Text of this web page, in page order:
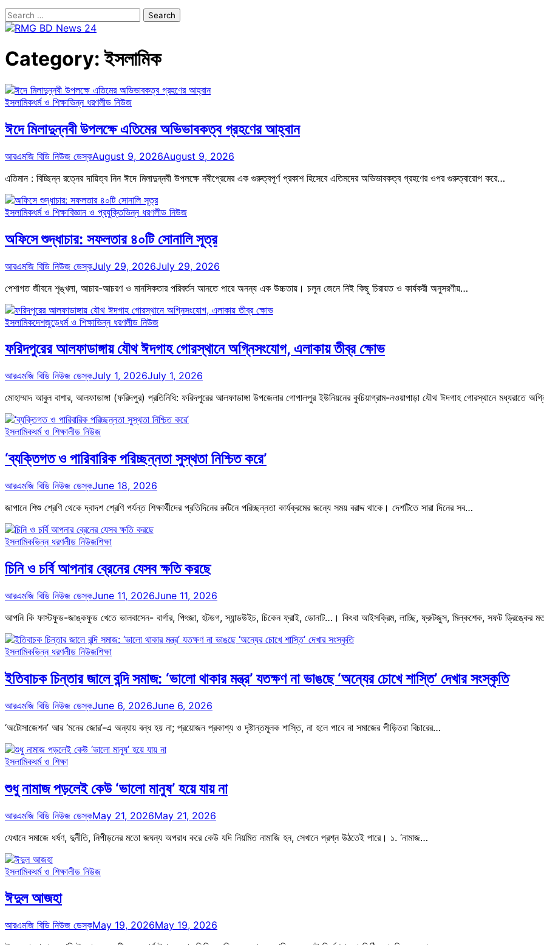
Search
for:
Category:ইসলামিক
ইসলামিকধর্ম ও শিক্ষাভিন্ন ধরণলীড নিউজ
ঈদে মিলাদুন্নবী উপলক্ষে এতিমের অভিভাবকত্ব গ্রহণের আহ্বান
আরএমজি বিডি নিউজ ডেস্কAugust 9, 2026August 9, 2026
এতিমান : বিচ্ছিন্ন রত্নের দায়িত্ব নিন ঈদে মিলাদুন্নবী উপলক্ষে নবীপ্রেমের এক গুরুত্বপূর্ণ প্রকাশ হিসেবে এতিমদের অভিভাবকত্ব গ্রহণের ওপর গুরুত্বারোপ করে…
ইসলামিকধর্ম ও শিক্ষাবিজ্ঞান ও প্রযুক্তিভিন্ন ধরণলীড নিউজ
অফিসে শুদ্ধাচার: সফলতার ৪০টি সোনালি সূত্র
আরএমজি বিডি নিউজ ডেস্কJuly 29, 2026July 29, 2026
পেশাগত জীবনে শৃঙ্খলা, আচার-আচরণ ও মানসিকতার পরিবর্তন আনতে পারে অনন্য এক উচ্চতায়। চলুন জেনে নিই কিছু চিরায়ত ও কার্যকরী অনুসরণীয়…
ইসলামিকদেশজুড়েধর্ম ও শিক্ষাভিন্ন ধরণলীড নিউজ
ফরিদপুরের আলফাডাঙ্গায় যৌথ ঈদগাহ গোরস্থানে অগ্নিসংযোগ, এলাকায় তীব্র ক্ষোভ
আরএমজি বিডি নিউজ ডেস্কJuly 1, 2026July 1, 2026
মোহাম্মাদ আবুল বাশার, আলফাডাঙ্গা (ফরিদপুর) প্রতিনিধি: ফরিদপুরের আলফাডাঙ্গা উপজেলার গোপালপুর ইউনিয়নের কুচিয়াগ্রাম-নওয়াপাড়া যৌথ ঈদগাহ গোরস্থানে মধ্যরাতে
ইসলামিকধর্ম ও শিক্ষালীড নিউজ
‘ব্যক্তিগত ও পারিবারিক পরিচ্ছন্নতা সুস্থতা নিশ্চিত করে’
আরএমজি বিডি নিউজ ডেস্কJune 18, 2026
জাপানে শিশু শ্রেণি থেকে দ্বাদশ শ্রেণি পর্যন্ত শিক্ষার্থীদের প্রতিদিনের রুটিনে পরিচ্ছন্নতা কার্যক্রমের জন্যে সময় বরাদ্দ থাকে। দেশটিতে সারা দিনের সব…
ইসলামিকভিন্ন ধরণলীড নিউজশিক্ষা
চিনি ও চর্বি আপনার ব্রেনের যেসব ক্ষতি করছে
আরএমজি বিডি নিউজ ডেস্কJune 11, 2026June 11, 2026
আপনি কি ফাস্টফুড-জাঙ্কফুড খেতে ভালবাসেন- বার্গার, পিৎজা, হটডগ, স্যান্ডউইচ, চিকেন ফ্রাই, ডোনাট…। কিংবা আইসক্রিম, লাচ্ছি, ফ্রুটজুস, মিল্কশেক, সফট ড্রিঙ্কের
ইসলামিকভিন্ন ধরণলীড নিউজশিক্ষা
ইতিবাচক চিন্তার জালে বন্দি সমাজ: ‘ভালো থাকার মন্ত্র’ যতক্ষণ না ভাঙছে ‘অন্যের চোখে শাস্তি’ দেখার সংস্কৃতি
আরএমজি বিডি নিউজ ডেস্কJune 6, 2026June 6, 2026
‘অটোসাজেশন’ আর ‘মনের জোর’-এ অন্যায় বন্ধ হয় না; প্রয়োজন প্রকাশ্য ও দৃষ্টান্তমূলক শাস্তি, না হলে পাবে না সমাজের পীড়িতরা বিচারের…
ইসলামিকধর্ম ও শিক্ষা
শুধু নামাজ পড়লেই কেউ ‘ভালো মানুষ’ হয়ে যায় না
আরএমজি বিডি নিউজ ডেস্কMay 21, 2026May 21, 2026
যেখানে সমাজে ধর্ষণ, দুর্নীতি, নিপীড়নের মতো জঘন্য অপরাধ করে কেউ যদি নিয়মিত নামাজি হন, সেখানে প্রশ্ন উঠতেই পারে। ১. ‘নামাজ…
ইসলামিকধর্ম ও শিক্ষালীড নিউজ
ঈদুল আজহা
আরএমজি বিডি নিউজ ডেস্কMay 19, 2026May 19, 2026